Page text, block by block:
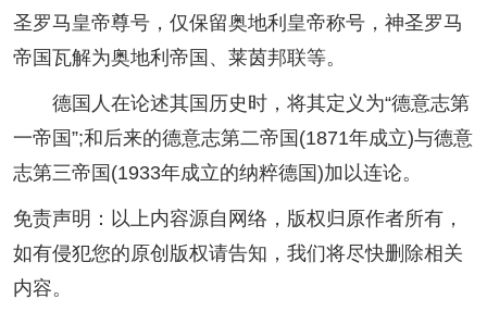
圣罗马皇帝尊号，仅保留奥地利皇帝称号，神圣罗马
帝国瓦解为奥地利帝国、莱茵邦联等。
德国人在论述其国历史时，将其定义为“德意志第
一帝国”;和后来的德意志第二帝国(1871年成立)与德意
志第三帝国(1933年成立的纳粹德国)加以连论。
免责声明：以上内容源自网络，版权归原作者所有，
如有侵犯您的原创版权请告知，我们将尽快删除相关
内容。